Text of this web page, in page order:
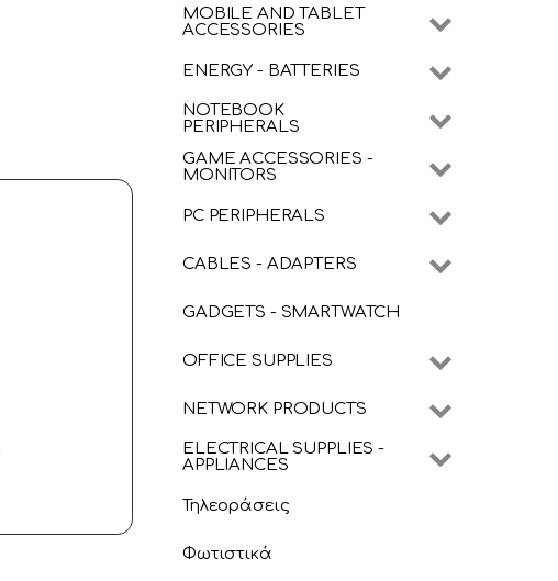
MOBILE AND TABLET
ACCESSORIES
ENERGY - BATTERIES
NOTEBOOK
PERIPHERALS
GAME ACCESSORIES -
MONITORS
PC PERIPHERALS
CABLES - ADAPTERS
GADGETS - SMARTWATCH
OFFICE SUPPLIES
NETWORK PRODUCTS
ELECTRICAL SUPPLIES -
APPLIANCES
Τηλεοράσεις
Φωτιστικά